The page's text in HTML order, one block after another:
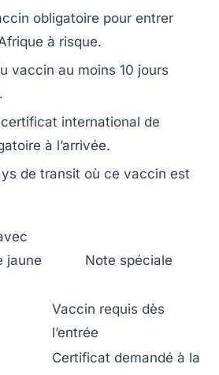
obligatoire pour entrer
à risque.
vaccin au moins 10 jours
international de
à l’arrivée.
de transit où ce vaccin est
jaune
Note spéciale
Vaccin requis dès
l’entrée
Certificat demandé à la